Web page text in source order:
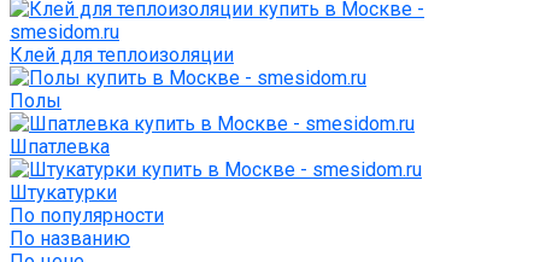
Клей для теплоизоляции
Полы
Шпатлевка
Штукатурки
По популярности
По названию